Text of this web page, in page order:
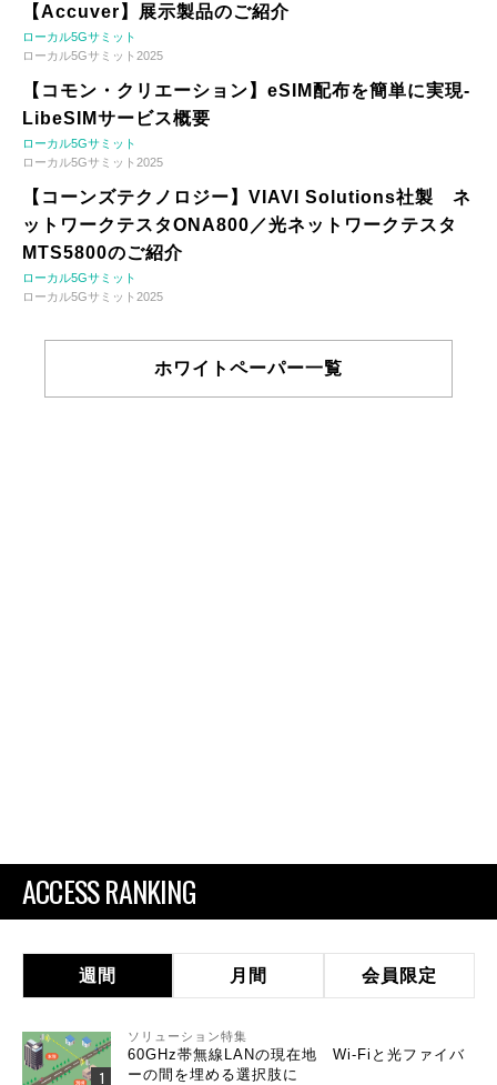
【Accuver】展示製品のご紹介
ローカル5Gサミット
ローカル5Gサミット2025
【コモン・クリエーション】eSIM配布を簡単に実現-
LibeSIMサービス概要
ローカル5Gサミット
ローカル5Gサミット2025
【コーンズテクノロジー】VIAVI Solutions社製 ネ
ットワークテスタONA800／光ネットワークテスタ
MTS5800のご紹介
ローカル5Gサミット
ローカル5Gサミット2025
ホワイトペーパー一覧
ACCESS RANKING
週間 月間 会員限定
ソリューション特集
60GHz帯無線LANの現在地 Wi-Fiと光ファイバ
ーの間を埋める選択肢に